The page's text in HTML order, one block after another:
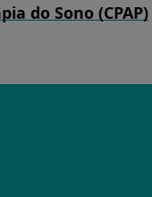
do Sono (CPAP)